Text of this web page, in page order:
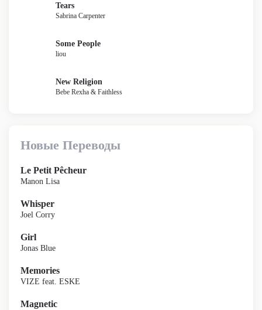
Tears
Sabrina Carpenter
Some People
liou
New Religion
Bebe Rexha & Faithless
Новые Переводы
Le Petit Pêcheur
Manon Lisa
Whisper
Joel Corry
Girl
Jonas Blue
Memories
VIZE feat. ESKE
Magnetic